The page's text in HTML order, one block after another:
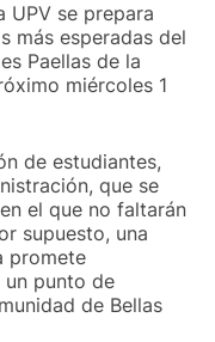
UPV se prepara
más esperadas del
Paellas de la
miércoles 1
de estudiantes,
que se
el que no faltarán
supuesto, una
promete
un punto de
de Bellas